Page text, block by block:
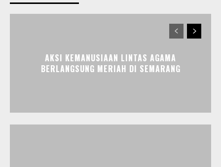
AKSI KEMANUSIAAN LINTAS AGAMA
BERLANGSUNG MERIAH DI SEMARANG